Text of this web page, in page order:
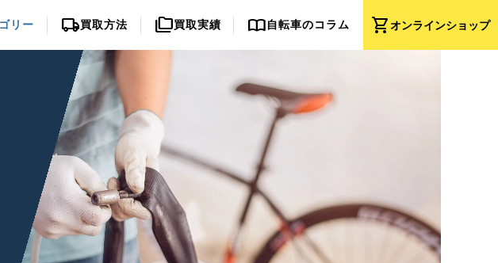
shopping_cartオンラインショップ
リー local_shipping買取方法 folder_copy買取実績 import_contacts自転車のコラム